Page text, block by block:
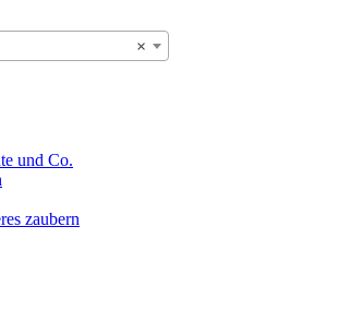
×
und Co.
zaubern